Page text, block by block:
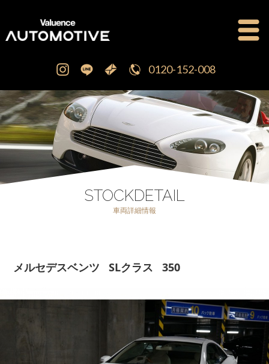
0120-152-008
公式ブログ OFFICIAL BLOG
新車・中古車販売 CAR SALES
注文販売 ORDER SALES
CONTACT
STOCKDETAIL
車両詳細情報
メルセデスベンツ SLクラス 350